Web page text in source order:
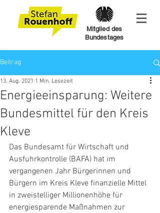
Mitglied des
Bundestages
Beitrag
Energieeinsparung: Weitere
Bundesmittel für den Kreis
Kleve
13. Aug. 2021 1 Min. Lesezeit
Das Bundesamt für Wirtschaft und
Ausfuhrkontrolle (BAFA) hat im
vergangenen Jahr Bürgerinnen und
Bürgern im Kreis Kleve finanzielle Mittel
in zweistelliger Millionenhöhe für
energiesparende Maßnahmen zur